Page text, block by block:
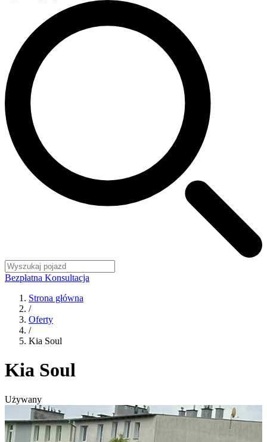
Bezpłatna Konsultacja
Strona główna
/
Oferty
/
Kia Soul
Kia Soul
Używany